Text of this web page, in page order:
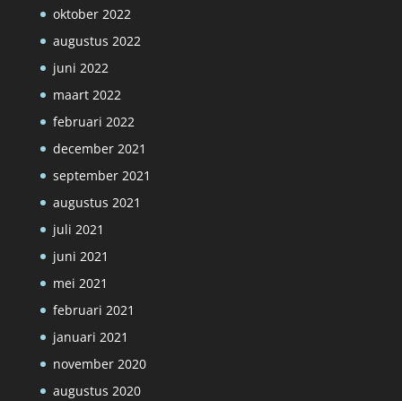
oktober 2022
augustus 2022
juni 2022
maart 2022
februari 2022
december 2021
september 2021
augustus 2021
juli 2021
juni 2021
mei 2021
februari 2021
januari 2021
november 2020
augustus 2020